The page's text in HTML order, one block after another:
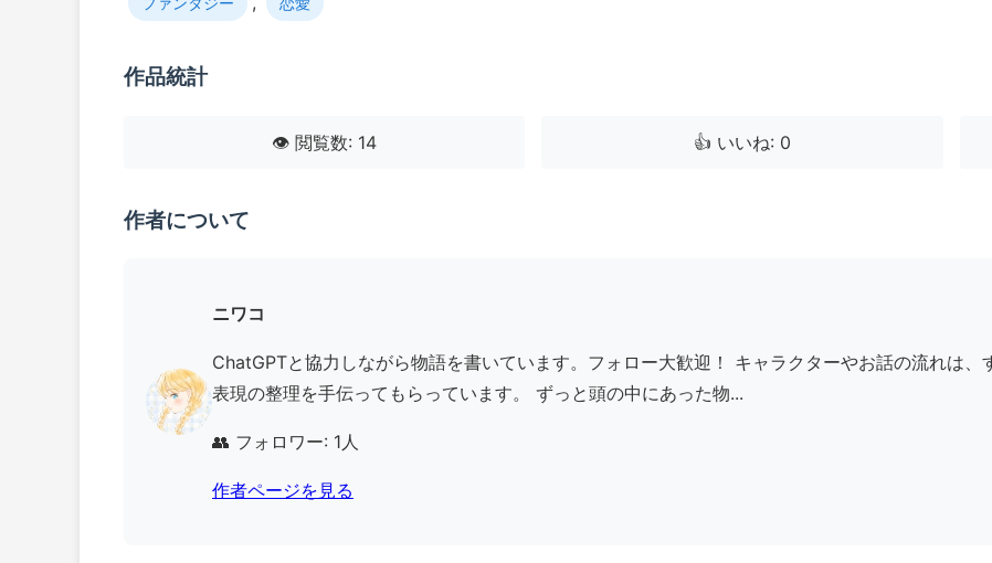
作品統計
👁️ 閲覧数: 14 👍 いいね: 0
作者について
ニワコ
ChatGPTと協力しながら物語を書いています。フォロー大歓迎！ キャラクターやお話の流れは
表現の整理を手伝ってもらっています。 ずっと頭の中にあった物...
👥 フォロワー: 1人
作者ページを見る